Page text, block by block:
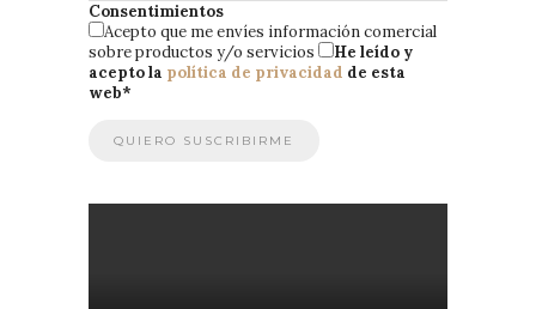
Consentimientos
Acepto que me envíes información comercial
sobre productos y/o servicios
He leído y
acepto la política de privacidad de esta
web*